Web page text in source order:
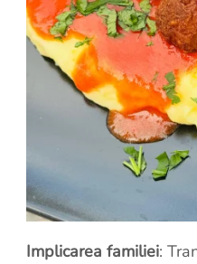
Implicarea familiei: